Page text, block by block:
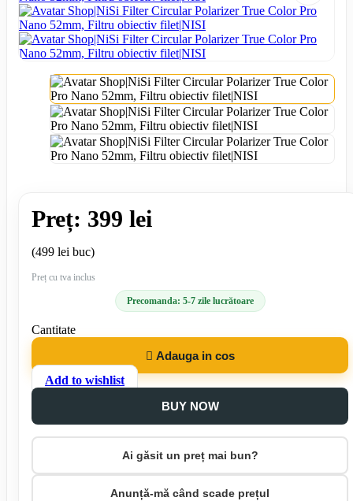
Preț: 399 lei
(499 lei buc)
Preț cu tva inclus
Precomanda: 5-7 zile lucrătoare
Cantitate
 Adauga in cos
Add to wishlist
BUY NOW
Ai găsit un preț mai bun?
Anunță-mă când scade prețul